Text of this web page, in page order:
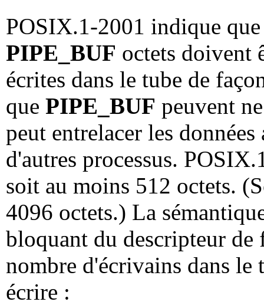
POSIX.1-2001 indique
PIPE_BUF octets doivent
écrites dans le tube de
que PIPE_BUF peuvent
peut entrelacer les
d'autres processus.
soit au moins 512 octets.
4096 octets.) La
bloquant du descripteur de
nombre d'écrivains dans le
écrire :